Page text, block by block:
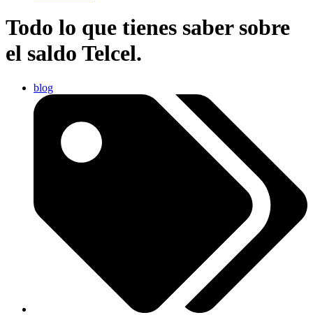
Todo lo que tienes saber sobre
el saldo Telcel.
blog